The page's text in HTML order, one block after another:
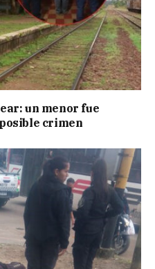
un menor fue
crimen